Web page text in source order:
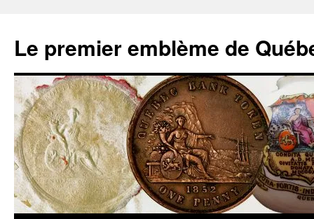
contenu
Le premier emblème de